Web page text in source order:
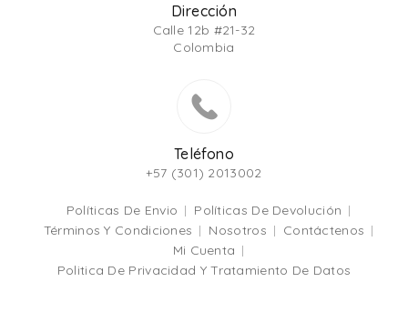
Dirección
Calle 12b #21-32
Colombia
Teléfono
+57 (301) 2013002
Políticas De Envio
Políticas De Devolución
Términos Y Condiciones
Nosotros
Contáctenos
Mi Cuenta
Politica De Privacidad Y Tratamiento De Datos